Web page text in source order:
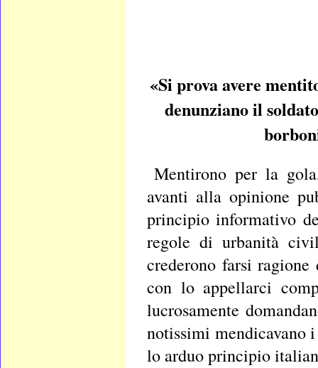
«Si prova avere
denunziano il
Mentirono per la
avanti alla opinione
principio informativo
regole di urbanità
crederono farsi
con lo appellarci
lucrosamente
notissimi mendicavano
lo arduo principio